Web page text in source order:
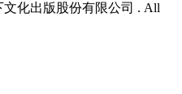
文化出版股份有限公司 . All